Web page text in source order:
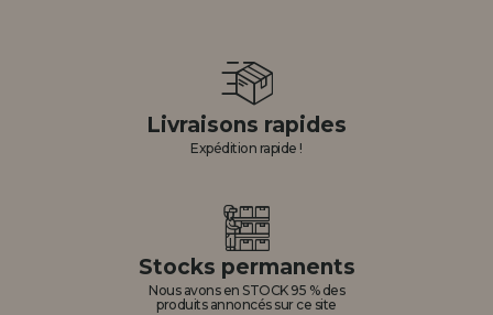
Livraisons rapides
Expédition rapide !
Stocks permanents
Nous avons en STOCK 95 % des
produits annoncés sur ce site